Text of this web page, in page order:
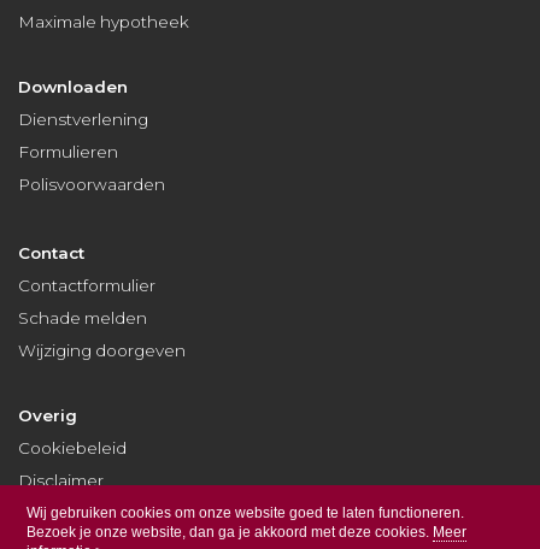
Wij gebruiken cookies om onze website goed te laten functioneren.
Bezoek je onze website, dan ga je akkoord met deze cookies. Meer
Maximale hypotheek
Downloaden
Dienstverlening
Formulieren
Polisvoorwaarden
Contact
Contactformulier
Schade melden
Wijziging doorgeven
Overig
Cookiebeleid
Disclaimer
Privacy